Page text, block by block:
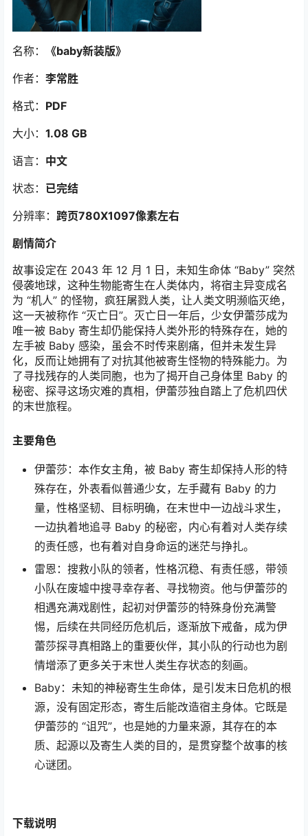
名称： 《baby新装版》
作者： 李常胜
格式： PDF
大小： 1.08 GB
语言： 中文
状态： 已完结
分辨率： 跨页780X1097像素左右
剧情简介
故事设定在 2043 年 12 月 1 日，未知生命体 “Baby” 突然
侵袭地球，这种生物能寄生在人类体内，将宿主异变成名
为 “机人” 的怪物，疯狂屠戮人类，让人类文明濒临灭绝，
这一天被称作 “灭亡日”。灭亡日一年后，少女伊蕾莎成为
唯一被 Baby 寄生却仍能保持人类外形的特殊存在，她的
左手被 Baby 感染，虽会不时传来剧痛，但并未发生异
化，反而让她拥有了对抗其他被寄生怪物的特殊能力。为
了寻找残存的人类同胞，也为了揭开自己身体里 Baby 的
秘密、探寻这场灾难的真相，伊蕾莎独自踏上了危机四伏
的末世旅程。
主要角色
伊蕾莎：本作女主角，被 Baby 寄生却保持人形的特
殊存在，外表看似普通少女，左手藏有 Baby 的力
量，性格坚韧、目标明确，在末世中一边战斗求生，
一边执着地追寻 Baby 的秘密，内心有着对人类存续
的责任感，也有着对自身命运的迷茫与挣扎。
雷恩：搜救小队的领者，性格沉稳、有责任感，带领
小队在废墟中搜寻幸存者、寻找物资。他与伊蕾莎的
相遇充满戏剧性，起初对伊蕾莎的特殊身份充满警
惕，后续在共同经历危机后，逐渐放下戒备，成为伊
蕾莎探寻真相路上的重要伙伴，其小队的行动也为剧
情增添了更多关于末世人类生存状态的刻画。
Baby：未知的神秘寄生生命体，是引发末日危机的根
源，没有固定形态，寄生后能改造宿主身体。它既是
伊蕾莎的 “诅咒”，也是她的力量来源，其存在的本
质、起源以及寄生人类的目的，是贯穿整个故事的核
心谜团。
下载说明